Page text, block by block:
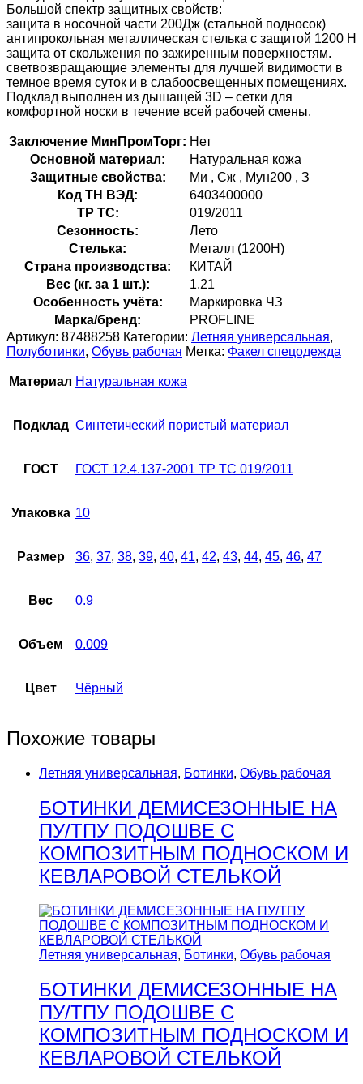
Большой спектр защитных свойств:
защита в носочной части 200Дж (стальной подносок)
антипрокольная металлическая стелька с защитой 1200 Н
защита от скольжения по зажиренным поверхностям.
светвозвращающие элементы для лучшей видимости в
темное время суток и в слабоосвещенных помещениях.
Подклад выполнен из дышащей 3D – сетки для
комфортной носки в течение всей рабочей смены.
Заключение МинПромТорг: Нет
Оcновной материал:
Натуральная кожа
Защитные свойства:
Ми , Сж , Мун200 , З
Код ТН ВЭД:
6403400000
ТР ТС:
019/2011
Сезонность:
Лето
Стелька:
Металл (1200Н)
Страна производства:
КИТАЙ
Вес (кг. за 1 шт.):
1.21
Особенность учёта:
Маркировка ЧЗ
Марка/бренд:
PROFLINE
Артикул: 87488258 Категории: Летняя универсальная,
Полуботинки, Обувь рабочая Метка: Факел спецодежда
Материал Натуральная кожа
Подклад Синтетический пористый материал
ГОСТ ГОСТ 12.4.137-2001 ТР ТС 019/2011
Упаковка 10
Размер 36, 37, 38, 39, 40, 41, 42, 43, 44, 45, 46, 47
Вес 0.9
Объем 0.009
Цвет Чёрный
Похожие товары
Летняя универсальная, Ботинки, Обувь рабочая
БОТИНКИ ДЕМИСЕЗОННЫЕ НА
ПУ/ТПУ ПОДОШВЕ С
КОМПОЗИТНЫМ ПОДНОСКОМ И
КЕВЛАРОВОЙ СТЕЛЬКОЙ
Летняя универсальная, Ботинки, Обувь рабочая
БОТИНКИ ДЕМИСЕЗОННЫЕ НА
ПУ/ТПУ ПОДОШВЕ С
КОМПОЗИТНЫМ ПОДНОСКОМ И
КЕВЛАРОВОЙ СТЕЛЬКОЙ